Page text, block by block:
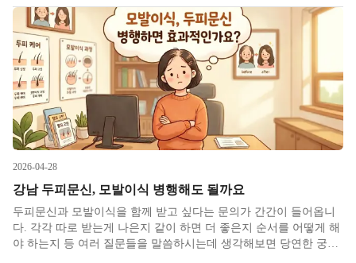
부위로 내가 쉽게 통제 못하는 부위인데 남들에게 두피가 잘 보이기
때문에
2026-04-28
강남 두피문신, 모발이식 병행해도 될까요
두피문신과 모발이식을 함께 받고 싶다는 문의가 간간이 들어옵니
다. 각각 따로 받는게 나은지 같이 하면 더 좋은지 순서를 어떻게 해
야 하는지 등 여러 질문들을 말씀하시는데 생각해보면 당연한 궁금